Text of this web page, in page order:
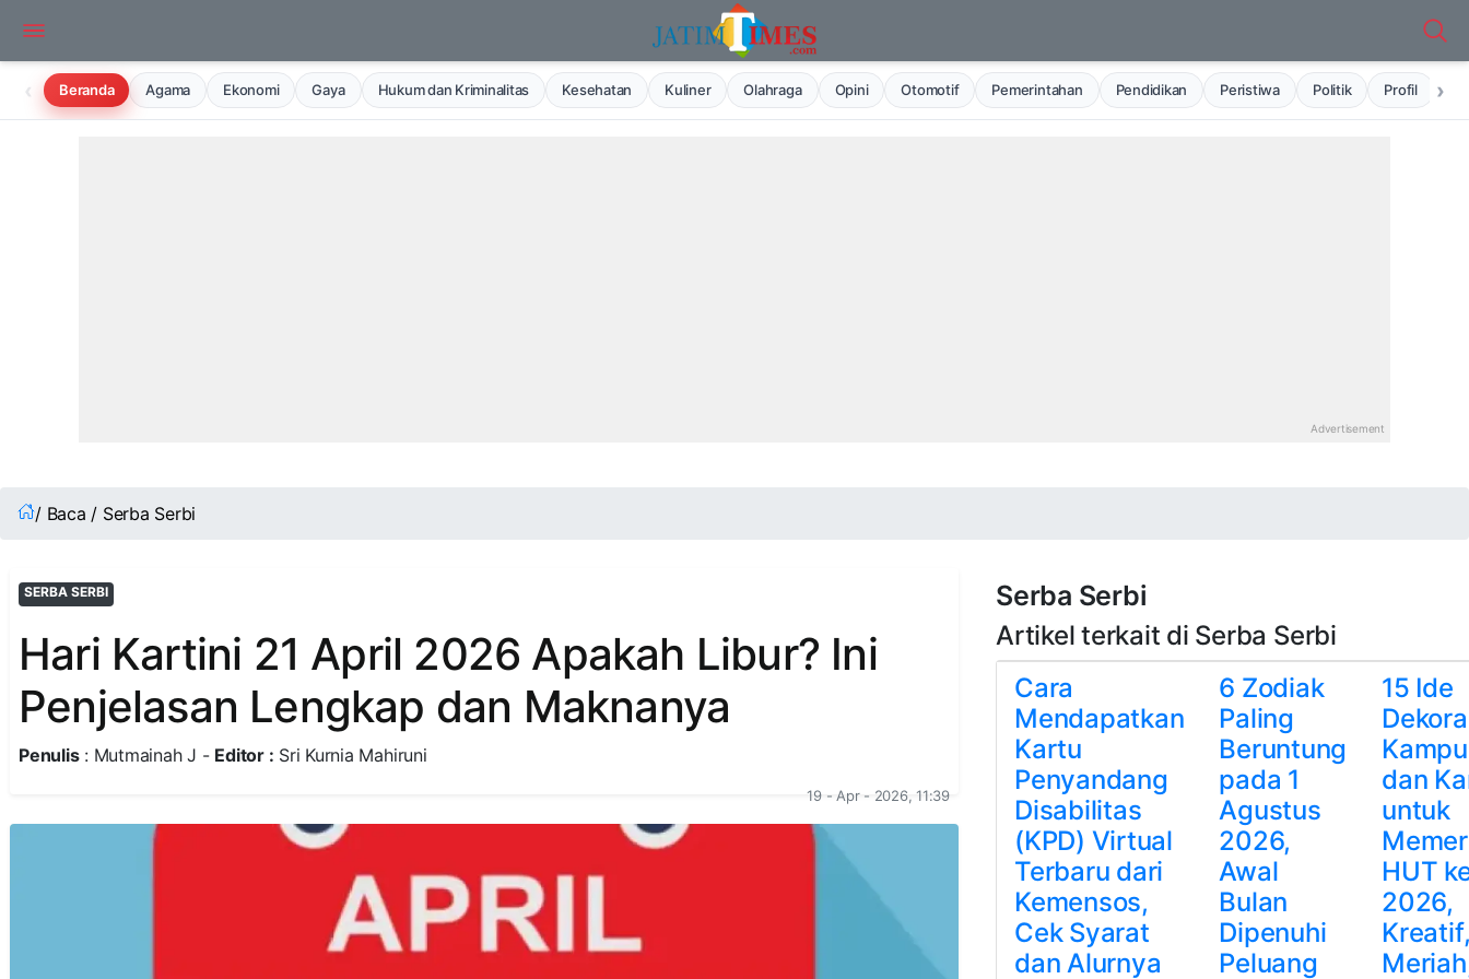
‹ Beranda Agama Ekonomi Gaya Hukum dan Kriminalitas Kesehatan Kuliner Olahraga Opini Otomotif Pemerintahan Pendidikan Peristiwa Politik Profil ›
/ Baca / Serba Serbi
SERBA SERBI
Hari Kartini 21 April 2026 Apakah Libur? Ini
Penjelasan Lengkap dan Maknanya
Penulis: Mutmainah J - Editor : Sri Kurnia Mahiruni
19 - Apr - 2026, 11:39
Serba Serbi
Artikel terkait di Serba Serbi
Cara
Mendapatkan
Kartu
Penyandang
Disabilitas
(KPD) Virtual
Terbaru dari
Kemensos,
Cek Syarat
dan Alurnya
6 Zodiak
Paling
Beruntung
pada 1
Agustus
2026,
Awal
Bulan
Dipenuhi
Peluang
15 Ide
dan
untuk
HUT
2026,